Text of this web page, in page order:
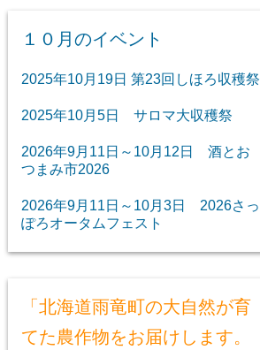
１０月のイベント
2025年10月19日 第23回しほろ収穫祭
2025年10月5日 サロマ大収穫祭
2026年9月11日～10月12日 酒とお
つまみ市2026
2026年9月11日～10月3日 2026さっ
ぽろオータムフェスト
「北海道雨竜町の大自然が育
てた農作物をお届けします。